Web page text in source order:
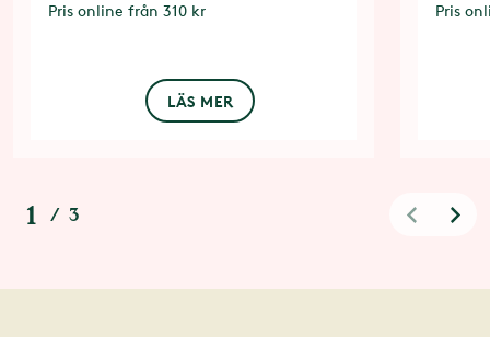
Pris online från 310 kr
LÄS MER
Pris
1 / 3